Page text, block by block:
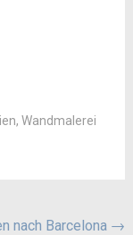
, Wandmalerei
nach Barcelona →